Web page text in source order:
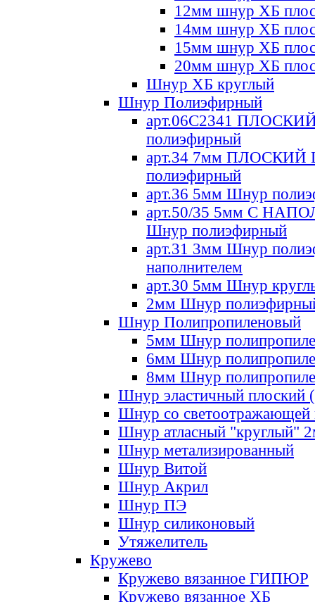
12мм шнур ХБ
14мм шнур ХБ
15мм шнур ХБ
20мм шнур ХБ
Шнур ХБ круглый
Шнур Полиэфирный
арт.06С2341
полиэфирный
арт.34 7мм ПЛОСКИЙ
полиэфирный
арт.36 5мм Шнур
арт.50/35 5мм С
Шнур полиэфирный
арт.31 3мм Шнур
наполнителем
арт.30 5мм Шнур
2мм Шнур
Шнур Полипропиленовый
5мм Шнур
6мм Шнур
8мм Шнур
Шнур эластичный плоский
Шнур со светоотражающей
Шнур атласный "круглый"
Шнур метализированный
Шнур Витой
Шнур Акрил
Шнур ПЭ
Шнур силиконовый
Утяжелитель
Кружево
Кружево вязанное ГИПЮР
Кружево вязанное ХБ